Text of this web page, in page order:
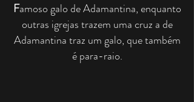
Famoso galo de Adamantina, enquanto
outras igrejas trazem uma cruz a de
Adamantina traz um galo, que também
é para-raio.